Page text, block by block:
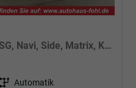
2.0 TSI 195 kW GTI VIII DSG, Navi, Side, Matrix, Kamera, Winter, 19-Zoll
Getriebe Automatik